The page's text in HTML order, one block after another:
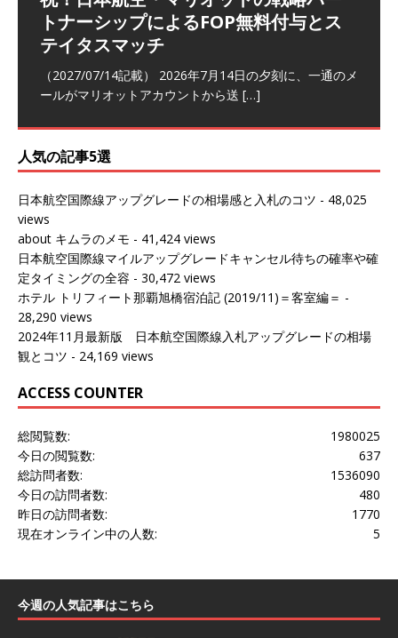
トナーシップによるFOP無料付与とス
テイタスマッチ
（2027/07/14記載） 2026年7月14日の夕刻に、一通のメ
ールがマリオットアカウントから送 […]
（2026/06/07記載） 2026年5月下旬の平日に那覇を訪れ
た際に利用した。 こちらのラウンジ
ンナプーム国際空港国内線ラウンジ
(2026/01)
（2026/03/31記載） 2026年1月上旬にバンコク経由でチ
ェンマイに行く際に利用した。 バン[…]
クラスラウンジ (2026/01)
（2026/03/18記載） 2026年1月、毎年恒例の新年の羽田
～バンコクの移動の際に再びこちらの[…]
ム国際空港国内線ラウンジ (2026/01)
（2026/03/13記載） 2026年1月上旬にバンコク経由でチ
ェンマイに向かう際に利用した。 今[…]
人気の記事5選
日本航空国際線アップグレードの相場感と入札のコツ - 48,025
views
about キムラのメモ - 41,424 views
日本航空国際線マイルアップグレードキャンセル待ちの確率や確
定タイミングの全容 - 30,472 views
ホテル トリフィート那覇旭橋宿泊記 (2019/11)＝客室編＝ -
28,290 views
2024年11月最新版 日本航空国際線入札アップグレードの相場
観とコツ - 24,169 views
ACCESS COUNTER
1980025
総閲覧数:
637
今日の閲覧数:
1536090
総訪問者数:
480
今日の訪問者数:
1770
昨日の訪問者数:
5
現在オンライン中の人数:
今週の人気記事はこちら